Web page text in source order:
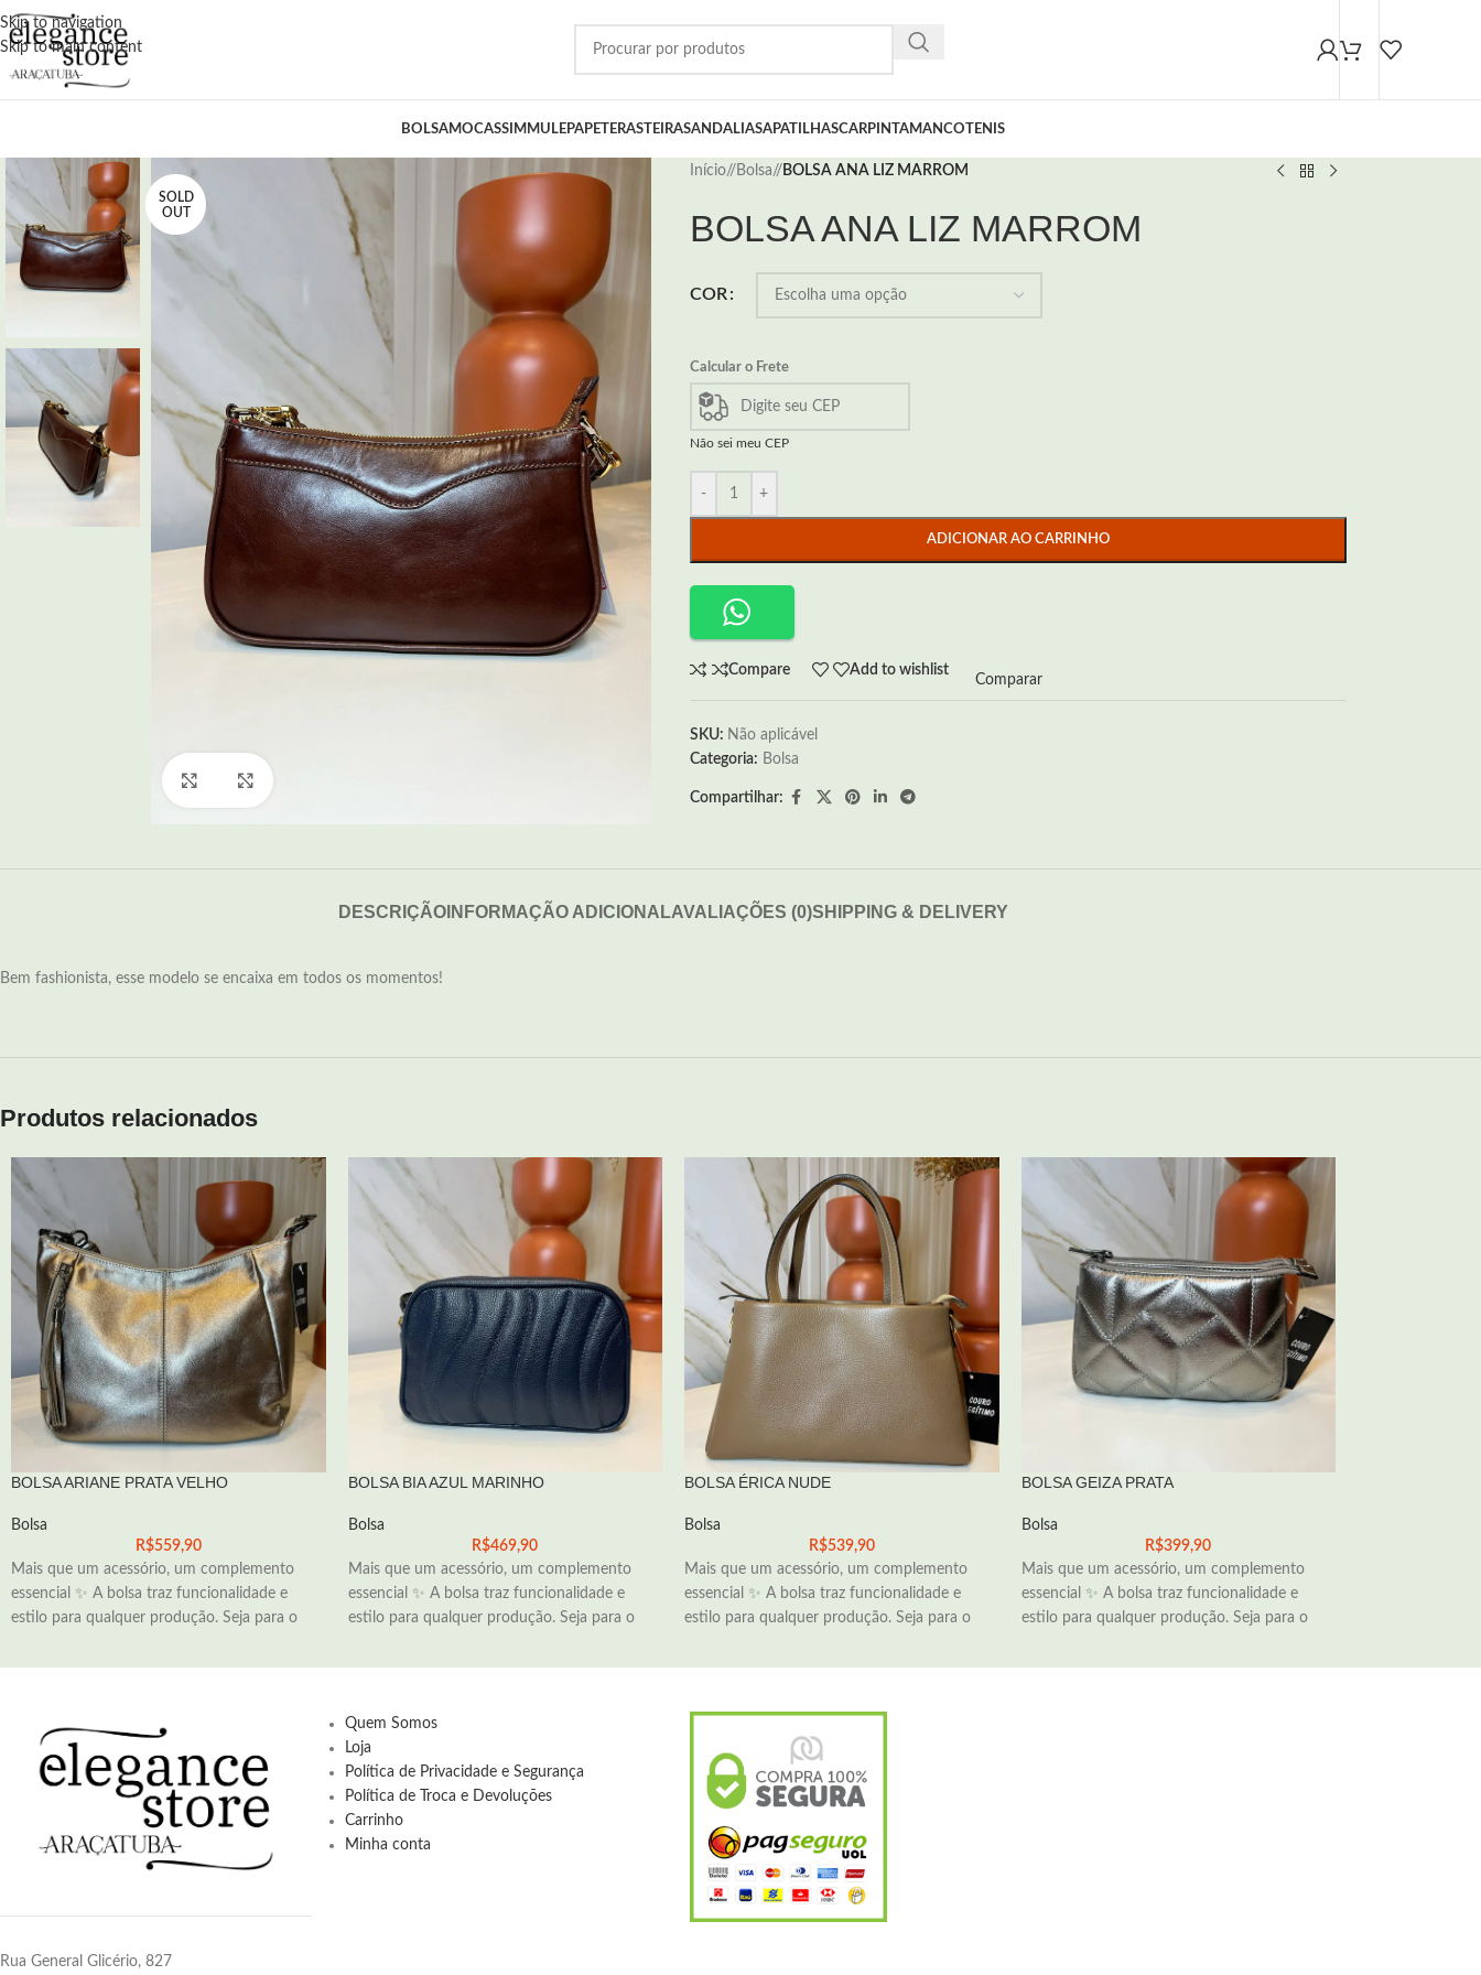
Skip to navigation
Skip to main content
BOLSAMOCASSIM MULEPAPETERASTEIRASANDALIASAPATILHASCARPINTAMANCOTENIS
SOLD
OUT
Início/ Bolsa/ BOLSA ANA LIZ MARROM
BOLSA ANA LIZ MARROM
COR
Calcular o Frete
Não sei meu CEP
- +
ADICIONAR AO CARRINHO
Compare Add to wishlist
Comparar
SKU: Não aplicável
Categoria: Bolsa
Compartilhar:
DESCRIÇÃO INFORMAÇÃO ADICIONALAVALIAÇÕES (0)SHIPPING & DELIVERY
Bem fashionista, esse modelo se encaixa em todos os momentos!
Produtos relacionados
BOLSA ARIANE PRATA VELHO
Bolsa
R$559,90
Mais que um acessório, um complemento
essencial ✨ A bolsa traz funcionalidade e
estilo para qualquer produção. Seja para o
BOLSA BIA AZUL MARINHO
Bolsa
R$469,90
Mais que um acessório, um complemento
essencial ✨ A bolsa traz funcionalidade e
estilo para qualquer produção. Seja para o
BOLSA ÉRICA NUDE
Bolsa
R$539,90
Mais que um acessório, um complemento
essencial ✨ A bolsa traz funcionalidade e
estilo para qualquer produção. Seja para o
BOLSA GEIZA PRATA
Bolsa
R$399,90
Mais que um acessório, um complemento
essencial ✨ A bolsa traz funcionalidade e
estilo para qualquer produção. Seja para o
Rua General Glicério, 827
Quem Somos
Loja
Política de Privacidade e Segurança
Política de Troca e Devoluções
Carrinho
Minha conta